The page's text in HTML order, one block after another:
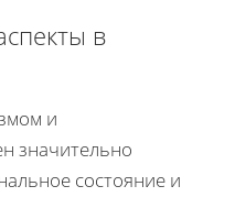
в
и
значительно
состояние и